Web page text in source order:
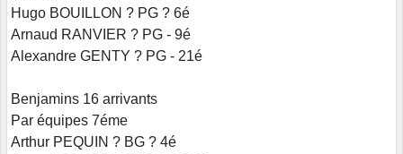
Hugo BOUILLON ? PG ? 6é
Arnaud RANVIER ? PG - 9é
Alexandre GENTY ? PG - 21é
Benjamins 16 arrivants
Par équipes 7éme
Arthur PEQUIN ? BG ? 4é